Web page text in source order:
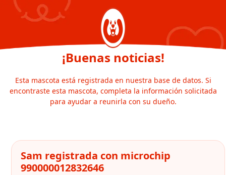
¡Buenas noticias!
Esta mascota está registrada en nuestra base de datos. Si
encontraste esta mascota, completa la información solicitada
para ayudar a reunirla con su dueño.
Sam registrada con microchip
990000012832646